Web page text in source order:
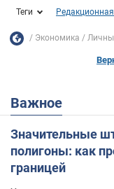
Теги
Экономика
Важное
Значительные
полигоны: как
границей